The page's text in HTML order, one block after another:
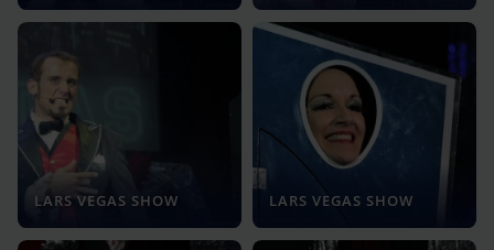
LARS VEGAS SHOW LARS VEGAS SHOW